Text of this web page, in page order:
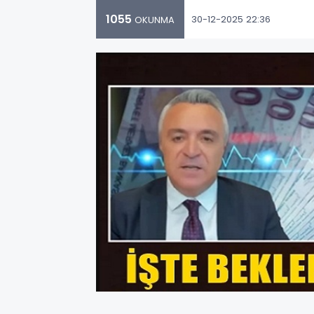
1055 OKUNMA 30-12-2025 22:36